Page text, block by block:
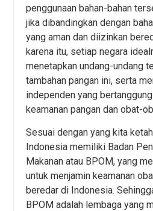
penggunaan bahan-bahan
jika dibandingkan dengan
yang aman dan diizinkan
karena itu, setiap negara
menetapkan undang-undang
tambahan pangan ini, serta
independen yang
keamanan pangan dan obat-
Sesuai dengan yang kita
Indonesia memiliki Badan
Makanan atau BPOM, yang
untuk menjamin keamanan
beredar di Indonesia.
BPOM adalah lembaga yang